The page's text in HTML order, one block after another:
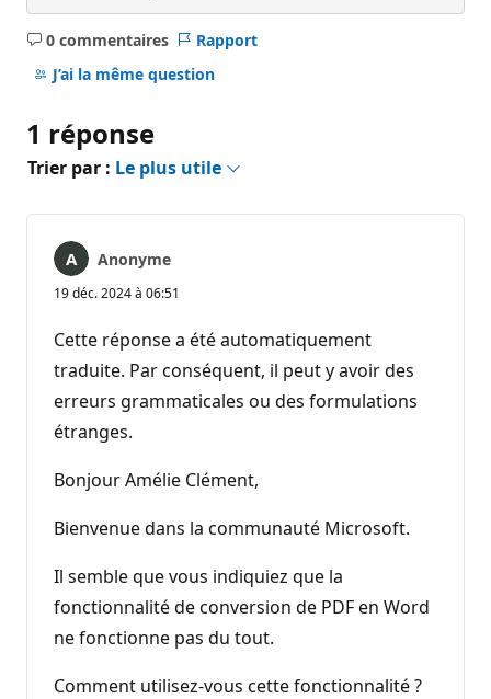
0 commentaires
Aucun
commentaire
Rapport
J’ai la même question
1 réponse
Trier par : Le plus utile
Anonyme
19 déc. 2024 à 06:51
Cette réponse a été automatiquement
traduite. Par conséquent, il peut y avoir des
erreurs grammaticales ou des formulations
étranges.
Bonjour Amélie Clément,
Bienvenue dans la communauté Microsoft.
Il semble que vous indiquiez que la
fonctionnalité de conversion de PDF en Word
ne fonctionne pas du tout.
Comment utilisez-vous cette fonctionnalité ?